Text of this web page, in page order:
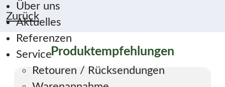
Über uns
Aktuelles
Referenzen
Service
Retouren / Rücksendungen
Zurück
Produktempfehlungen